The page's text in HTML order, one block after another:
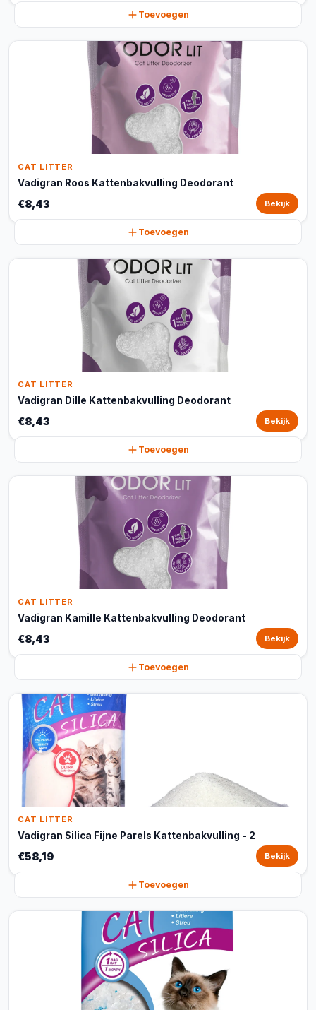
Toevoegen
CAT LITTER
Vadigran Roos Kattenbakvulling Deodorant
€8,43 Bekijk
Toevoegen
CAT LITTER
Vadigran Dille Kattenbakvulling Deodorant
€8,43 Bekijk
Toevoegen
CAT LITTER
Vadigran Kamille Kattenbakvulling Deodorant
€8,43 Bekijk
Toevoegen
CAT LITTER
Vadigran Silica Fijne Parels Kattenbakvulling - 2
€58,19 Bekijk
Toevoegen